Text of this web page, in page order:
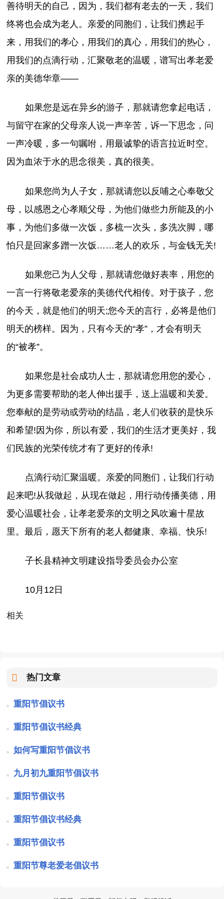
善待明天的自己，因为，我们都有老去的一天，我们
终将也会成为老人。亲爱的同胞们，让我们携起手
来，用我们的孝心，用我们的真心，用我们的热心，
用我们的点滴行动，汇聚敬老的温暖，谱写出孝老爱
亲的美德华章——
如果您是远在异乡的游子，那就请您拿起电话，
与留守在家的父母亲人说一声辛苦，诉一下思念，问
一声冷暖，多一句嘱咐，用最诚挚的语言拉近时空。
因为血浓于水的思念很美，真的很美。
如果您尚为人子女，那就请您以反哺之心奉敬父
母，以感恩之心孝顺父母，为他们做些力所能及的小
事，为他们多做一次饭，多梳一次头，多洗次脚，哪
怕只是回家多蹭一次饭……老人的欢乐，与金钱无关!
如果您己为人父母，那就请您做好表率，用您的
一言一行将敬老爱亲的美德代代相传。对于孩子，您
的今天，就是他们的明天;您今天的言行，必将是他们
明天的榜样。因为，只有今天的“孝”，才会有明天
的“被孝”。
如果您是社会成功人士，那就请您用您的爱心，
为更多需要帮助的老人伸出援手，送上温暖和关爱。
您奉献的是劳动或劳动的结晶，老人们收获的是快乐
和希望!因为你，所以有爱，我们的生活才更美好，我
们民族的光荣传统才有了更好的传承!
点滴行动汇聚温暖。亲爱的同胞们，让我们行动
起来吧!从我做起，从现在做起，用行动传播美德，用
爱心温暖社会，让孝老爱亲的文明之风吹遍十星故
里。最后，愿天下所有的老人都健康、幸福、快乐!
子长县精神文明建设指导委员会办公室
10月12日
相关
热门文章
重阳节倡议书
重阳节倡议书经典
如何写重阳节倡议书
九月初九重阳节倡议书
重阳节倡议书
重阳节倡议书经典
重阳节倡议书
重阳节尊老爱老倡议书